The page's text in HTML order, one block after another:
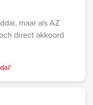
maar als AZ
direct akkoord